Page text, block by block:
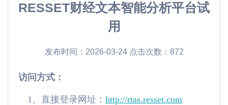
RESSET财经文本智能分析平台试
用
发布时间：2026-03-24 点击次数： 872
访问方式：
1、直接登录网址： http://rtas.resset.com